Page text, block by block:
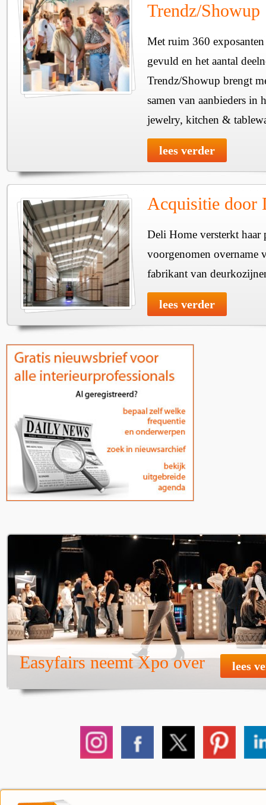
Trendz/Showup
Met ruim 360
gevuld en het aantal
Trendz/Showup brengt
samen van aanbieders in
jewelry, kitchen &
lees verder
Acquisitie door
Deli Home versterkt haar
voorgenomen overname
fabrikant van
lees verder
Easyfairs neemt Xpo over lees